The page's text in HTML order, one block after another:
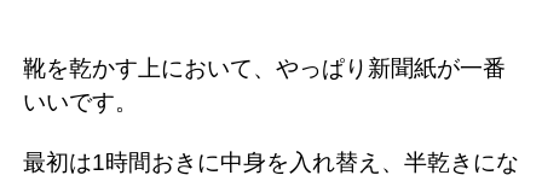
靴を乾かす上において、やっぱり新聞紙が一番
いいです。
最初は1時間おきに中身を入れ替え、半乾きにな